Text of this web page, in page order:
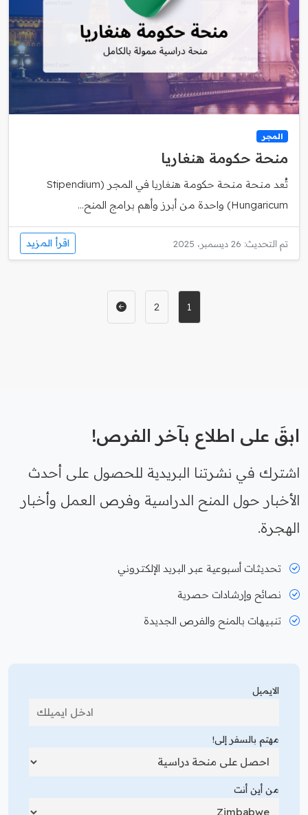
المجر
منحة حكومة هنغاريا
تُعد منحة منحة حكومة هنغاريا في المجر (Stipendium
Hungaricum) واحدة من أبرز وأهم برامج المنح...
تم التحديث: 26 ديسمبر، 2025 اقرأ المزيد
1
2
ابقَ على اطلاع بآخر الفرص!
اشترك في نشرتنا البريدية للحصول على أحدث
الأخبار حول المنح الدراسية وفرص العمل وأخبار
الهجرة.
تحديثات أسبوعية عبر البريد الإلكتروني
نصائح وإرشادات حصرية
تنبيهات بالمنح والفرص الجديدة
الايميل
مهتم بالسفر إلى!
من أين أنت